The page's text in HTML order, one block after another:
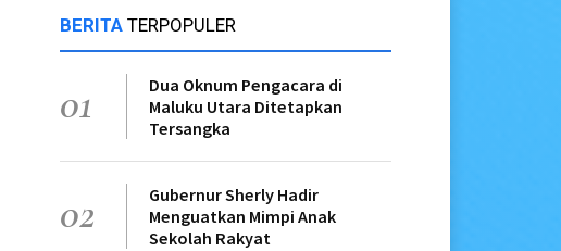
BERITA TERPOPULER
01
Dua Oknum Pengacara di
Maluku Utara Ditetapkan
Tersangka
02
Gubernur Sherly Hadir
Menguatkan Mimpi Anak
Sekolah Rakyat